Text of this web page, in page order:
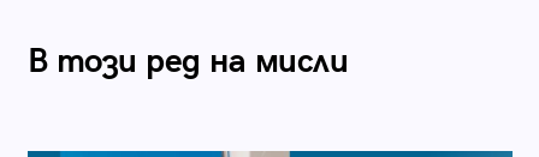
В този ред на мисли